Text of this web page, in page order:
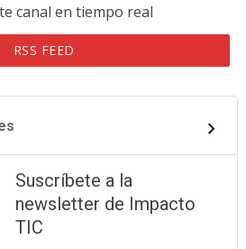
canal en tiempo real
RSS FEED
Suscríbete a la
newsletter de Impacto
TIC